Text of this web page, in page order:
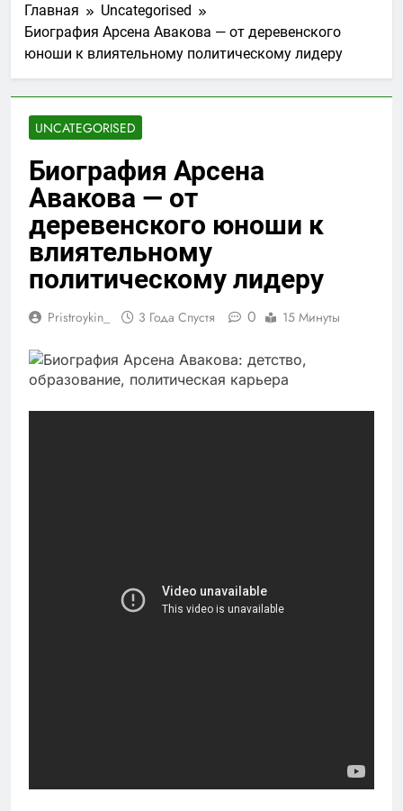
Главная
Uncategorised
Биография Арсена Авакова — от деревенского
юноши к влиятельному политическому лидеру
UNCATEGORISED
Биография Арсена
Авакова — от
деревенского юноши к
влиятельному
политическому лидеру
Pristroykin_ 3 Года Спустя 0 15 Минуты